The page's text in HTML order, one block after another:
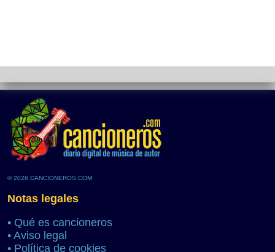
© 2026 CANCIONEROS.COM
Notas legales
• Qué es cancioneros
• Aviso legal
• Política de cookies